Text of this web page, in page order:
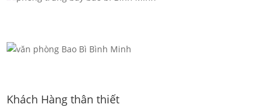
Khách Hàng thân thiết